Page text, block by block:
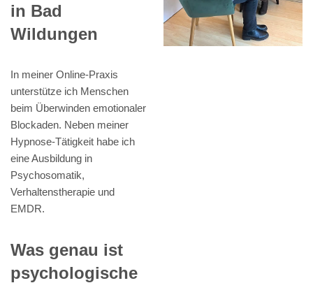
in Bad
Wildungen
In meiner Online-Praxis
unterstütze ich Menschen
beim Überwinden emotionaler
Blockaden. Neben meiner
Hypnose-Tätigkeit habe ich
eine Ausbildung in
Psychosomatik,
Verhaltenstherapie und
EMDR.
Was genau ist
psychologische